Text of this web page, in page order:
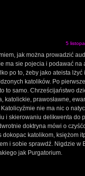
5
jak można prowadzić
ma sie pojecia i podawać na
po to, żeby jako ateista lżyć
katolików. Po
to samo. Chrześcijaństwo
katolickie, prawosławne,
nie ma nic o
i skierowaniu delikwenta do
doktryna mówi o
dokopac katolikom, księżom
i sobie sprawdź. Nigdzie w
jak Purgatorium.